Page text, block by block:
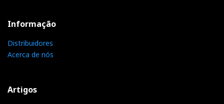
Informação
Distribuidores
Acerca de nós
Artigos